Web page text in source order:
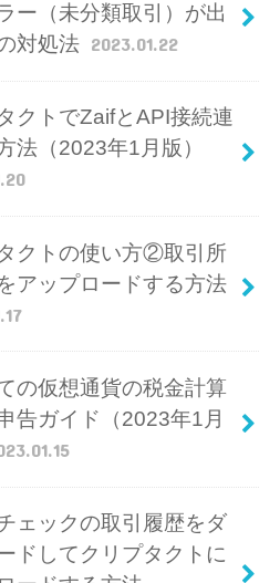
ー（未分類取引）が出
対処法 2023.01.22
クトでZaifとAPI接続連
法（2023年1月版）
クトの使い方②取引所
アップロードする方法
の仮想通貨の税金計算
告ガイド（2023年1月
ェックの取引履歴をダ
ドしてクリプタクトに